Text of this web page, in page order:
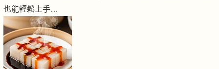
也能輕鬆上手…